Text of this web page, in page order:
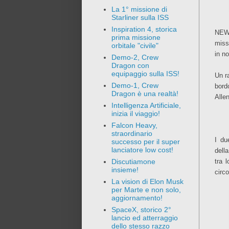
in
Un
I
tra
La 1° missione di
Starliner sulla ISS
Inspiration 4, storica
prima missione
orbitale "civile"
Demo-2, Crew
Dragon con
equipaggio sulla ISS!
Demo-1, Crew
Dragon è una realtà!
Intelligenza Artificiale,
inizia il viaggio!
Falcon Heavy,
straordinario
successo per il super
lanciatore low cost!
Discutiamone
insieme!
La vision di Elon Musk
per Marte e non solo,
aggiornamento!
SpaceX, storico 2°
lancio ed atterraggio
dello stesso razzo